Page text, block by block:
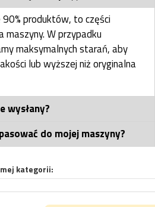
produktów, to części
maszyny. W przypadku
maksymalnych starań, aby
lub wyższej niż oryginalna
wysłany?
do mojej maszyny?
kategorii: